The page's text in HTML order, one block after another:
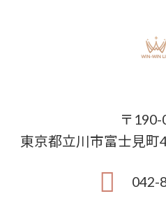
〒
東京都立川市富士見
042-